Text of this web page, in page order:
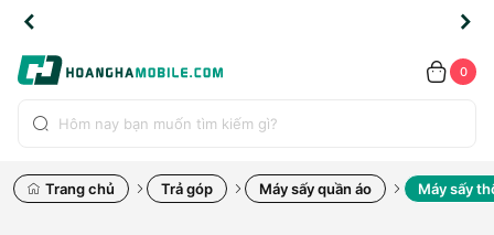
0
Trang chủ Trả góp Máy sấy quần áo Máy sấy